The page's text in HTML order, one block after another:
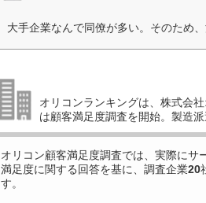
大手企業なんで同僚が多い。そのため
オリコンランキングは、株式会
は顧客満足度調査を開始。製造
オリコン顧客満足度調査では、実際にサ
満足度に関する回答を基に、調査企業20
す。